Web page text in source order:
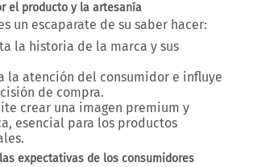
el producto y la artesanía
un escaparate de su saber hacer:
la historia de la marca y sus
la atención del consumidor e influye
de compra.
crear una imagen premium y
esencial para los productos
expectativas de los consumidores